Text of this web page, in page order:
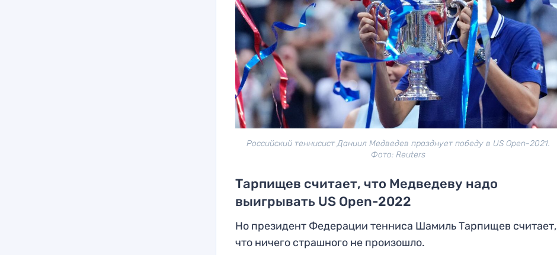
Российский теннисист Даниил Медведев празднует победу в US Open-2021.
Фото: Reuters
Тарпищев считает, что Медведеву надо
выигрывать US Open-2022
Но президент Федерации тенниса Шамиль Тарпищев считает,
что ничего страшного не произошло.